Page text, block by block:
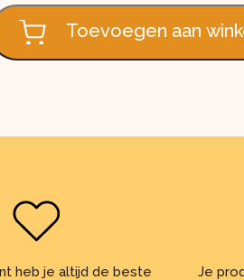
soft matic, 600 cm aantal
Toevoegen aan
heb je altijd de beste Je